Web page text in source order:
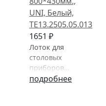
1651 ₽
Лоток для
столовых
приборов
800*430мм., UNI,
подробнее